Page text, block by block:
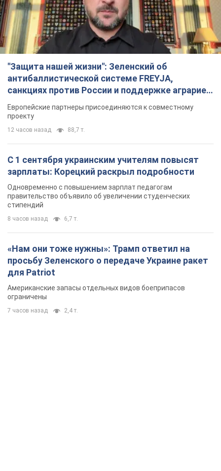
"Защита нашей жизни": Зеленский об
антибаллистической системе FREYJA,
санкциях против России и поддержке аграриев.
Видео
Европейские партнеры присоединяются к совместному
проекту
12 часов назад 88,7 т.
С 1 сентября украинским учителям повысят
зарплаты: Корецкий раскрыл подробности
Одновременно с повышением зарплат педагогам
правительство объявило об увеличении студенческих
стипендий
8 часов назад 6,7 т.
«Нам они тоже нужны»: Трамп ответил на
просьбу Зеленского о передаче Украине ракет
для Patriot
Американские запасы отдельных видов боеприпасов
ограничены
7 часов назад 2,4 т.